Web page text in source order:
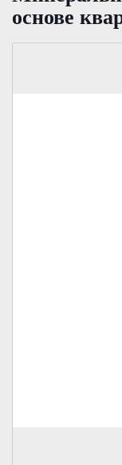
основе